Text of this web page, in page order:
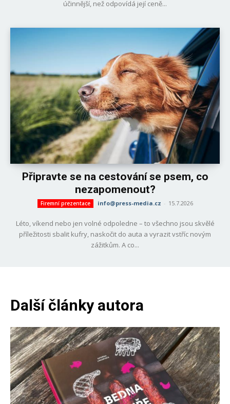
účinnější, než odpovídá její ceně...
Připravte se na cestování se psem, co
nezapomenout?
Firemní prezentace info@press-media.cz - 15.7.2026
Léto, víkend nebo jen volné odpoledne – to všechno jsou skvělé
příležitosti sbalit kufry, naskočit do auta a vyrazit vstříc novým
zážitkům. A co...
Další články autora